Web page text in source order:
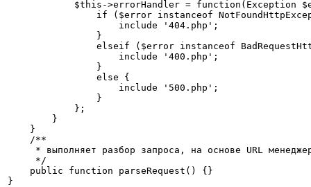
$this->errorHandler = function(Exception
if ($error instanceof
include '404.php';
}
elseif ($error instanceof
include '400.php';
}
else {
include '500.php';
}
};
}
}
/**
* выполняет разбор запроса, на основе URL
*/
public function parseRequest() {}
}